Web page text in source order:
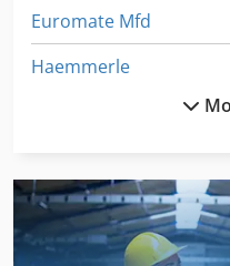
la máquina puede ser
consultarnos.
Euromate Mfd
Haemmerle
Messer
Messer Griesheim